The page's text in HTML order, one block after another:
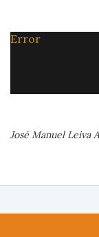
Error
José Manuel Leiva